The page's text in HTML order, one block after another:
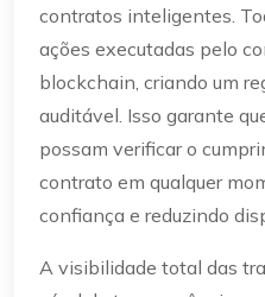
contratos inteligentes.
ações executadas pelo
blockchain, criando um
auditável. Isso garante
possam verificar o
contrato em qualquer
confiança e reduzindo
A visibilidade total das